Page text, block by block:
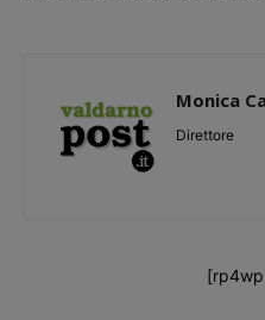
Monica
Direttore